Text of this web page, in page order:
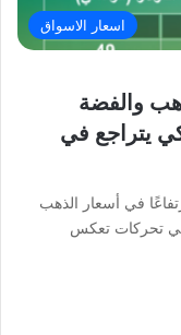
اسعار الاسواق
والفضة
يتراجع في
في أسعار الذهب
في تحركات تعكس